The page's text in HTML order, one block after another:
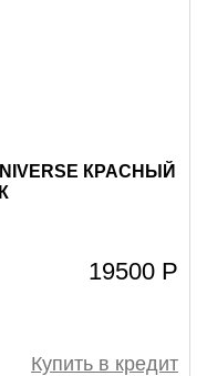
КРАСНЫЙ
19500 Р
Купить в кредит